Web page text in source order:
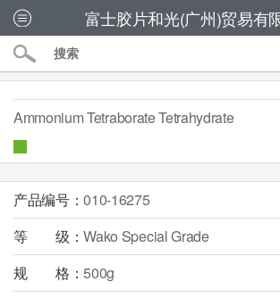
富士胶片和光(广州)贸易有
Ammonium Tetraborate Tetrahydrate
产品编号：010-16275
等 级：Wako Special Grade
规 格：500g